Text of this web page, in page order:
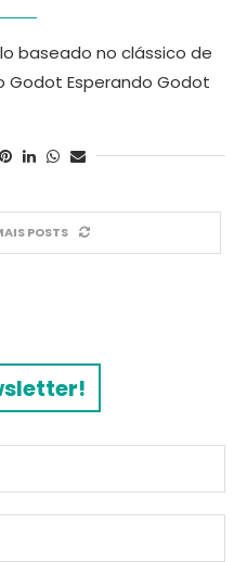
baseado no clássico de
Godot Esperando Godot
POSTS